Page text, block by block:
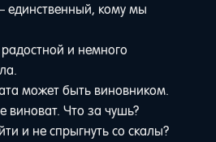
кому мы
и немного
может быть виновником.
Что за чушь?
и не спрыгнуть со скалы?